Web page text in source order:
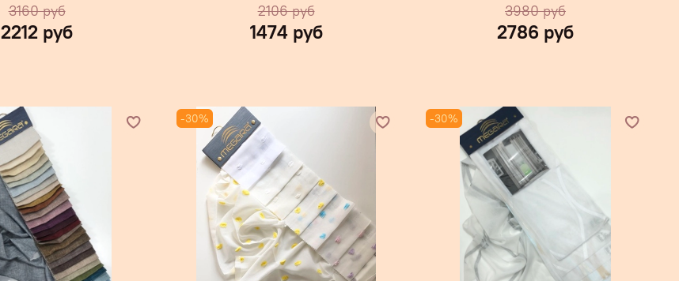
3160 руб
2212 руб
2106 руб
1474 руб
3980 руб
2786 руб
-30% -30%